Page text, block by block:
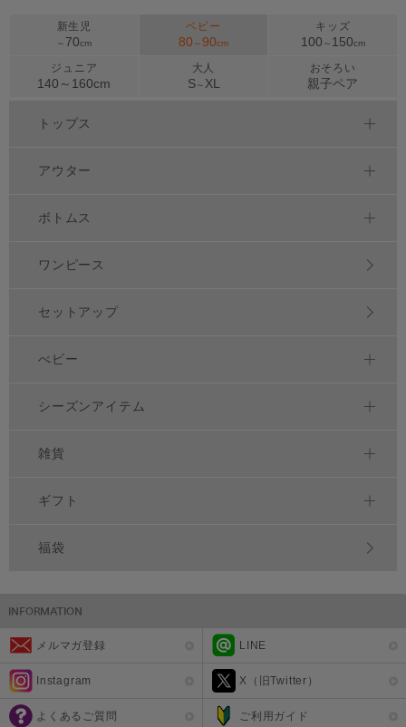
新生児
～ 70cm
ベビー
80 ～90cm
キッズ
100 ～ 150cm
ジュニア
140～ 160cm
大人
S～ XL
おそろい
親子ペア
トップス
アウター
ボトムス
ワンピース
セットアップ
べビー
シーズンアイテム
雑貨
ギフト
福袋
メルマガ登録 LINE
Instagram X（旧Twitter）
よくあるご質問 ご利用ガイド